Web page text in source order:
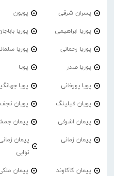
پسران شرقی پوبون
پوریا ابراهیمی پوریا
پوریا رحمانی پوریا
پوریا صدر پویا
پویا پورخانی پویا
پویان فیلینگ پویان نجف
پیمان اشرفی پیمان
پیمان زمانی
پیمان
نوابی
پیمان کاکاوند پیمان